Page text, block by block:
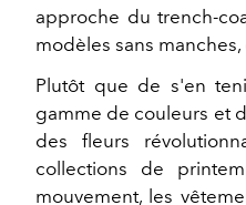
approche du trench-
modèles sans
Plutôt que de s'en
gamme de couleurs et
des fleurs
collections de
mouvement, les